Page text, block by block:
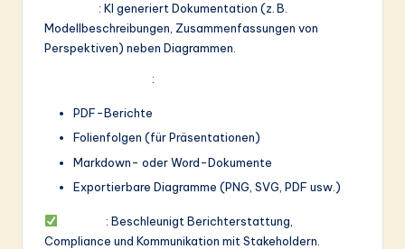
: KI generiert Dokumentation (z. B.
Modellbeschreibungen, Zusammenfassungen von
Perspektiven) neben Diagrammen.
:
PDF-Berichte
Folienfolgen (für Präsentationen)
Markdown- oder Word-Dokumente
Exportierbare Diagramme (PNG, SVG, PDF usw.)
: Beschleunigt Berichterstattung,
Compliance und Kommunikation mit Stakeholdern.